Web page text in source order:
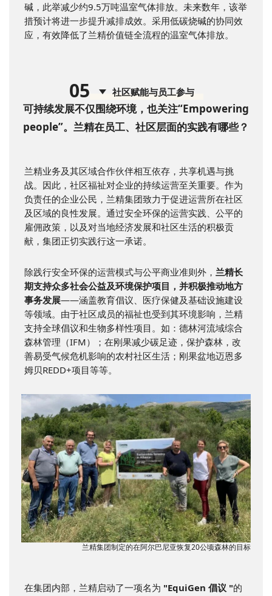
碱，此举减少约9.5万吨温室气体排放。未来数年，该举
措预计将进一步提升减排成效。采用低碳烧碱的协同效
应，有效降低了兰精价值链全流程的温室气体排放。
05 社区赋能与员工参与
可持续发展不仅围绕环境，也关注“Empowering
people”。兰精在员工、社区层面的实践有哪些？
兰精业务及其区域合作伙伴相互依存，共享机遇与挑
战。因此，社区福祉对企业的持续运营至关重要。作为
负责任的企业公民，兰精集团致力于促进运营所在社区
及区域的良性发展。通过安全环保的运营实践、公平的
雇佣政策，以及对当地经济发展和社区生活的积极贡
献，集团正切实践行这一承诺。
除践行安全环保的运营模式与公平商业准则外， 兰精长
期支持众多社会公益及环境保护项目，并积极推动地方
事务发展——涵盖教育倡议、医疗保健及基础设施建设
等领域。由于社区成员的福祉也受到其环境影响，兰精
支持全球倡议和生物多样性项目。如：德林河流域综合
森林管理（IFM）；在刚果减少碳足迹，保护森林，改
善易受气候危机影响的农村社区生活；刚果盆地迈恩多
姆贝REDD+项目等等。
兰精集团制定的在阿尔巴尼亚恢复20公顷森林的目标
在集团内部，兰精启动了一项名为 "EquiGen 倡议 "的